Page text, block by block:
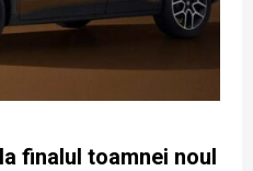
finalul toamnei noul